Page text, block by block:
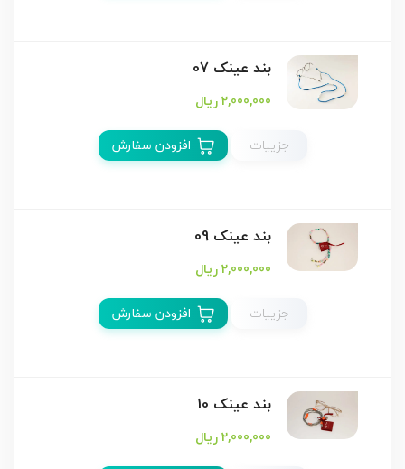
بند عینک 07
2,000,000 ریال
جزییات
افزودن سفارش
بند عینک 09
2,000,000 ریال
جزییات
افزودن سفارش
بند عینک 10
2,000,000 ریال